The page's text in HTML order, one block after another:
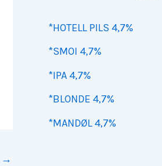
→
*HOTELL PILS 4,7%
*SMOI 4,7%
*IPA 4,7%
*BLONDE 4,7%
*MANDØL 4,7%